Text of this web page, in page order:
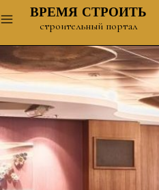
ВРЕМЯ СТРОИТЬ
строительный портал